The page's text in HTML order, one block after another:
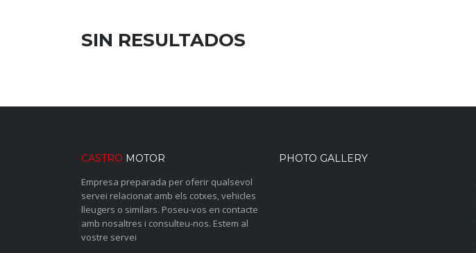
SIN RESULTADOS
CASTRO MOTOR
Empresa preparada per oferir qualsevol
servei relacionat amb els cotxes, vehicles
lleugers o similars. Poseu-vos en contacte
amb nosaltres i consulteu-nos. Estem al
vostre servei
PHOTO GALLERY